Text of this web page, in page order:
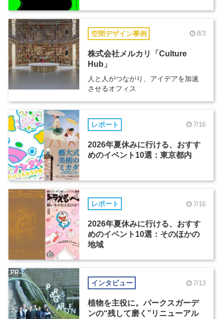
空間デザイン事例 8/3
株式会社メルカリ「Culture
Hub」
人と人がつながり、アイデアを加速
させるオフィス
レポート 7/16
2026年夏休みに行ける、おすす
めのイベント10選：東京都内
レポート 7/16
2026年夏休みに行ける、おすす
めのイベント10選：そのほかの
地域
インタビュー 7/13
植物を主役に。パークスガーデ
ンの“残して磨く”リニューアル
PR